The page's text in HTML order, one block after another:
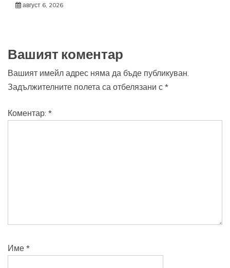
август 6, 2026
Вашият коментар
Вашият имейл адрес няма да бъде публикуван.
Задължителните полета са отбелязани с *
Коментар: *
Име *